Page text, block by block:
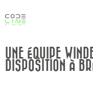
UNE ÉQUIPE
DISPOSITION À